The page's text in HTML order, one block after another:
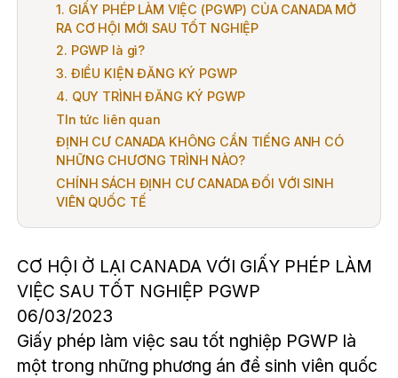
1. GIẤY PHÉP LÀM VIỆC (PGWP) CỦA CANADA MỞ
RA CƠ HỘI MỚI SAU TỐT NGHIỆP
2. PGWP là gì?
3. ĐIỀU KIỆN ĐĂNG KÝ PGWP
4. QUY TRÌNH ĐĂNG KÝ PGWP
TIn tức liên quan
ĐỊNH CƯ CANADA KHÔNG CẦN TIẾNG ANH CÓ
NHỮNG CHƯƠNG TRÌNH NÀO?
CHÍNH SÁCH ĐỊNH CƯ CANADA ĐỐI VỚI SINH
VIÊN QUỐC TẾ
CƠ HỘI Ở LẠI CANADA VỚI GIẤY PHÉP LÀM
VIỆC SAU TỐT NGHIỆP PGWP
06/03/2023
Giấy phép làm việc sau tốt nghiệp PGWP là
một trong những phương án để sinh viên quốc